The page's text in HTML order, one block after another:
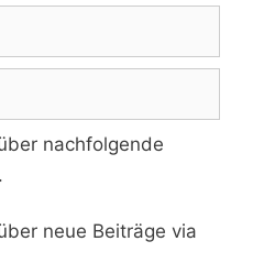
nachfolgende
neue Beiträge via